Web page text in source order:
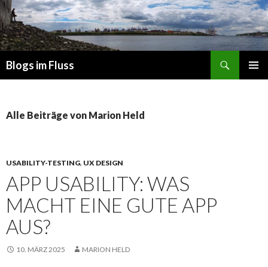
Blogs im Fluss
Alle Beiträge von Marion Held
USABILITY-TESTING, UX DESIGN
APP USABILITY: WAS
MACHT EINE GUTE APP
AUS?
10. MÄRZ 2025 MARION HELD